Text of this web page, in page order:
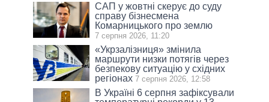
САП у жовтні скерує до суду
справу бізнесмена
Комарницького про землю
7 серпня 2026, 11:20
«Укрзалізниця» змінила
маршрути низки потягів через
безпекову ситуацію у східних
регіонах 7 серпня 2026, 12:58
В Україні 6 серпня зафіксували